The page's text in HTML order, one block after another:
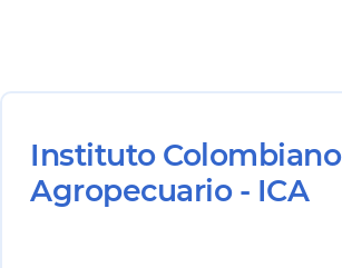
Instituto Colombiano
Agropecuario - ICA